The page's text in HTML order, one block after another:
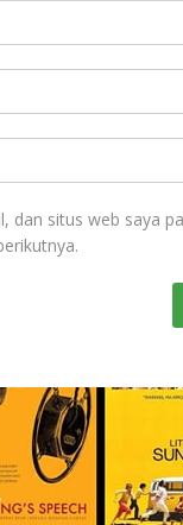
dan situs web saya